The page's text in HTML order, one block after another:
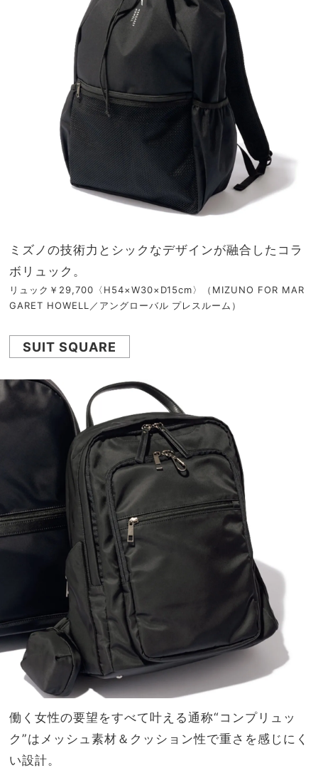
ミズノの技術力とシックなデザインが融合したコラ
ボリュック。
リュック￥29,700〈H54×W30×D15cm〉（MIZUNO FOR MAR
GARET HOWELL／アングローバル プレスルーム）
SUIT SQUARE
働く女性の要望をすべて叶える通称“コンプリュッ
ク”はメッシュ素材＆クッション性で重さを感じにく
い設計。